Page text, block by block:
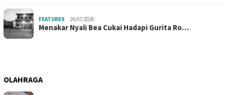
FEATURES 24/07/2026
Menakar Nyali Bea Cukai Hadapi Gurita Ro…
OLAHRAGA